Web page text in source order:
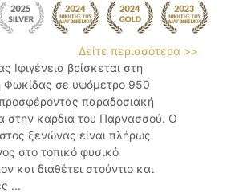
Δείτε περισσότερα >>
Ιφιγένεια βρίσκεται στη
Φωκίδας σε υψόμετρο 950
παραδοσιακή
στην καρδιά του Παρνασσού. Ο
ξενώνας είναι πλήρως
στο τοπικό φυσικό
και διαθέτει στούντιο και
...